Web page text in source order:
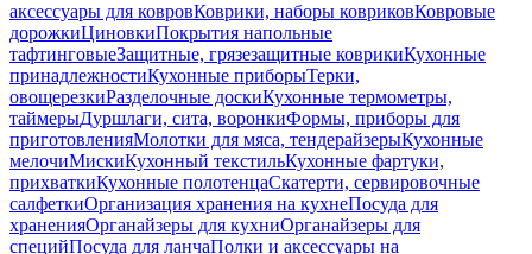
аксессуары для ковровКоврики, наборы ковриковКовровые
дорожкиЦиновкиПокрытия напольные
тафтинговыеЗащитные, грязезащитные коврикиКухонные
принадлежностиКухонные приборыТерки,
овощерезкиРазделочные доскиКухонные термометры,
таймерыДуршлаги, сита, воронкиФормы, приборы для
приготовленияМолотки для мяса, тендерайзерыКухонные
мелочиМискиКухонный текстильКухонные фартуки,
прихваткиКухонные полотенцаСкатерти, сервировочные
салфеткиОрганизация хранения на кухнеПосуда для
храненияОрганайзеры для кухниОрганайзеры для
специйПосуда для ланчаПолки и аксессуары на